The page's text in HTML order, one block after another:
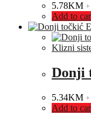
5.78KM
Add to
Klizni
Donji
5.34KM
Add to